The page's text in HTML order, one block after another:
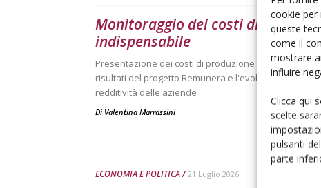
cookie per
queste
come il
mostrare
influire
Clicca qui
scelte
pulsanti
parte
Monitoraggio dei costi di
indispensabile
Presentazione dei costi di produzione delle principali
risultati del progetto Remunera e l'evoluzione della
redditività delle aziende
Di Valentina Marrassini
ECONOMIA E POLITICA 21 Luglio 2026